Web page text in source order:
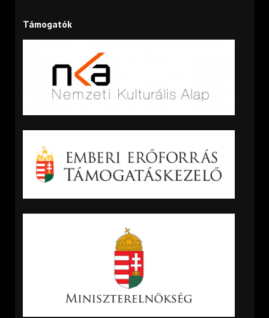
Támogatók